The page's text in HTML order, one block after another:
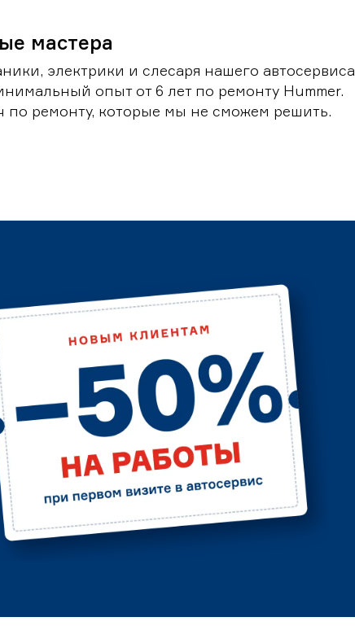
мастера
электрики и слесаря нашего автосервиса
опыт от 6 лет по ремонту Hummer.
по ремонту, которые мы не сможем решить.